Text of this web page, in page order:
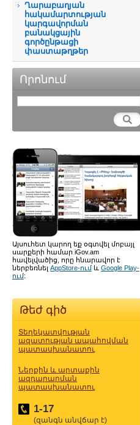
Ղարաբաղյան
հակամարտության
կարգավորման
բանակցային
գործընթացի
փաստաթղթեր
Որոնում
Այսուհետ կարող եք օգտվել մոբայլ
սարքերի համար iGov.am
հավելվածից, որը հնարավոր է
ներբեռնել AppStore-ում և Google Play-
ում:
Թեժ գիծ
Տեղեկատվության
ազատության ապահովման
պատասխանատու
Ներքին և արտաքին
ազդարարման
պատասխանատու
1-17
(զանգն անվճար է)